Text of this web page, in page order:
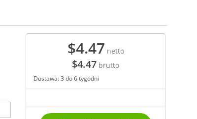
$4.47 netto
$4.47 brutto
Dostawa: 3 do 6 tygodni